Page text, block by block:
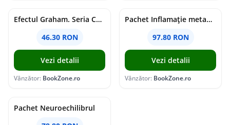
Efectul Graham. Seria Campus Diaries Vol.1
46.30 RON
Vezi detalii
Vânzător: BookZone.ro
Pachet Inflamație metabolism și creier
97.80 RON
Vezi detalii
Vânzător: BookZone.ro
Pachet Neuroechilibrul